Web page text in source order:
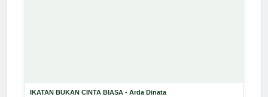
IKATAN BUKAN CINTA BIASA - Arda Dinata